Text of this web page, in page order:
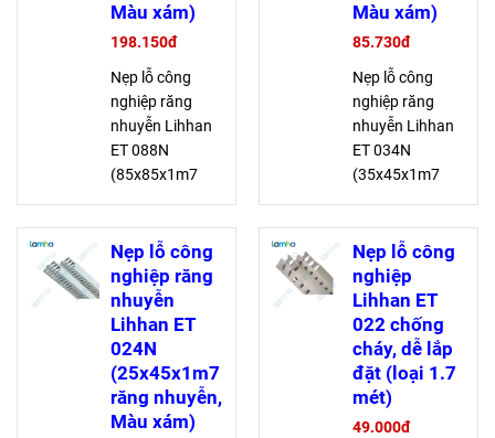
Màu xám)
198.150đ
Nẹp lỗ công
nghiệp răng
nhuyễn Lihhan
ET 088N
(85x85x1m7
Màu xám) chịu
điện áp cao, an
toàn cho dây
dẫn, làm từ bột
PVC chống
cháy, lắp ráp dễ
dàng, lý tưởng
cho máng dây
tủ điện
Màu xám)
85.730đ
Nẹp lỗ công
nghiệp răng
nhuyễn Lihhan
ET 034N
(35x45x1m7
Màu xám) chịu
điện áp cao, an
toàn cho dây
dẫn, làm từ bột
PVC chống
cháy, lắp ráp dễ
dàng, lý tưởng
cho máng dây
tủ điện
Nẹp lỗ công
nghiệp răng
nhuyễn
Lihhan ET
024N
(25x45x1m7
răng nhuyễn,
Màu xám)
Nẹp lỗ công
nghiệp
Lihhan ET
022 chống
cháy, dễ lắp
đặt (loại 1.7
mét)
49.000đ